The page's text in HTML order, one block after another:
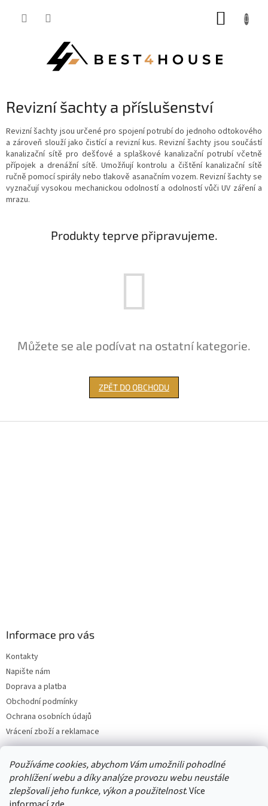
Používáme cookies, abychom Vám umožnili pohodlné
prohlížení webu a díky analýze provozu webu neustále
zlepšovali jeho funkce, výkon a použitelnost. Více
Revizní šachty a příslušenství
Revizní šachty jsou určené pro spojení potrubí do jednoho odtokového
a zároveň slouží jako čistící a revizní kus. Revizní šachty jsou součástí
kanalizační sítě pro dešťové a splaškové kanalizační potrubí včetně
přípojek a drenážní sítě. Umožňují kontrolu a čištění kanalizační sítě
ručně pomocí spirály nebo tlakově asanačním vozem. Revizní šachty se
vyznačují vysokou mechanickou odolností a odolností vůči UV záření a
mrazu.
Produkty teprve připravujeme.
Můžete se ale podívat na ostatní kategorie.
ZPĚT DO OBCHODU
Informace pro vás
Kontakty
Napište nám
Doprava a platba
Obchodní podmínky
Ochrana osobních údajů
Vrácení zboží a reklamace